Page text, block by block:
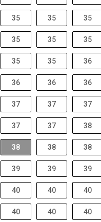
35 35 35
35 35 35
35 35 36
36 36 36
37 37 37
37 37 38
38 38 38
39 39 39
40 40 40
40 40 40